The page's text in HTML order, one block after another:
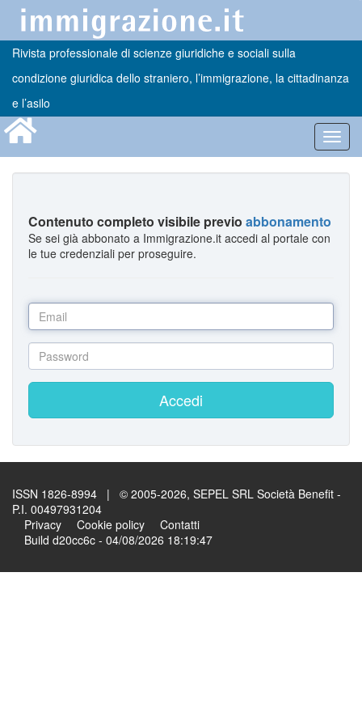
Rivista professionale di scienze giuridiche e sociali sulla
condizione giuridica dello straniero, l’immigrazione, la cittadinanza
e l’asilo
Contenuto completo visibile previo abbonamento
Se sei già abbonato a Immigrazione.it accedi al portale con
le tue credenziali per proseguire.
Accedi
ISSN 1826-8994 | © 2005-2026, SEPEL SRL Società Benefit -
P.I. 00497931204
Privacy
Cookie policy
Contatti
Build d20cc6c - 04/08/2026 18:19:47